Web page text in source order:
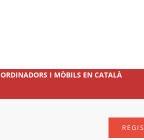
ORDINADORS I MÒBILS EN CATALÀ